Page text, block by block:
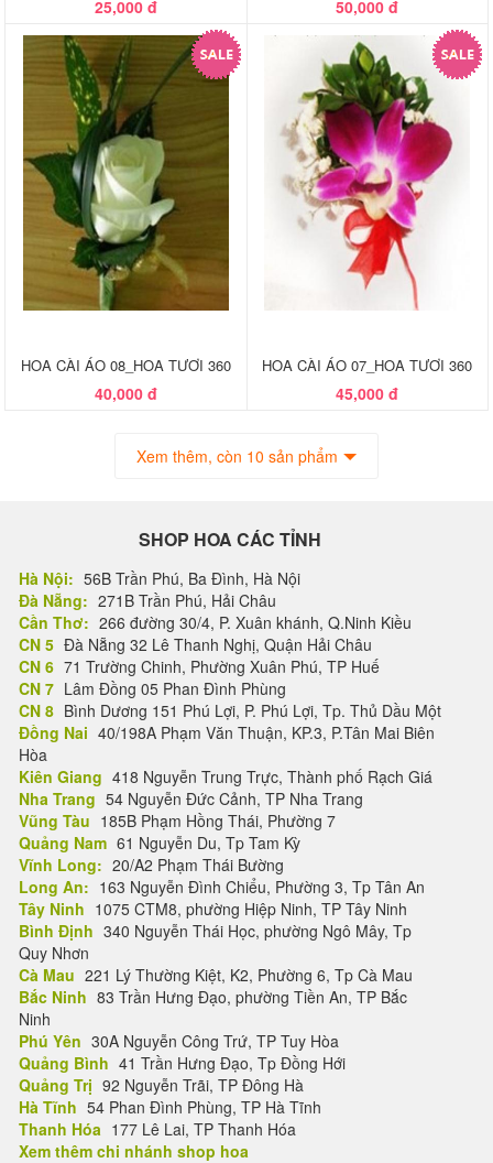
25,000 đ 50,000 đ
HOA CÀI ÁO 08_HOA TƯƠI 360
40,000 đ
HOA CÀI ÁO 07_HOA TƯƠI 360
45,000 đ
Xem thêm, còn 10 sản phẩm
SHOP HOA CÁC TỈNH
Hà Nội: 56B Trần Phú, Ba Đình, Hà Nội
Đà Nẵng: 271B Trần Phú, Hải Châu
Cần Thơ: 266 đường 30/4, P. Xuân khánh, Q.Ninh Kiều
CN 5 Đà Nẵng 32 Lê Thanh Nghị, Quận Hải Châu
CN 6 71 Trường Chinh, Phường Xuân Phú, TP Huế
CN 7 Lâm Đồng 05 Phan Đình Phùng
CN 8 Bình Dương 151 Phú Lợi, P. Phú Lợi, Tp. Thủ Dầu Một
Đồng Nai 40/198A Phạm Văn Thuận, KP.3, P.Tân Mai Biên
Hòa
Kiên Giang 418 Nguyễn Trung Trực, Thành phố Rạch Giá
Nha Trang 54 Nguyễn Đức Cảnh, TP Nha Trang
Vũng Tàu 185B Phạm Hồng Thái, Phường 7
Quảng Nam 61 Nguyễn Du, Tp Tam Kỳ
Vĩnh Long: 20/A2 Phạm Thái Bường
Long An: 163 Nguyễn Đình Chiểu, Phường 3, Tp Tân An
Tây Ninh 1075 CTM8, phường Hiệp Ninh, TP Tây Ninh
Bình Định 340 Nguyễn Thái Học, phường Ngô Mây, Tp
Quy Nhơn
Cà Mau 221 Lý Thường Kiệt, K2, Phường 6, Tp Cà Mau
Bắc Ninh 83 Trần Hưng Đạo, phường Tiền An, TP Bắc
Ninh
Phú Yên 30A Nguyễn Công Trứ, TP Tuy Hòa
Quảng Bình 41 Trần Hưng Đạo, Tp Đồng Hới
Quảng Trị 92 Nguyễn Trãi, TP Đông Hà
Hà Tĩnh 54 Phan Đình Phùng, TP Hà Tĩnh
Thanh Hóa 177 Lê Lai, TP Thanh Hóa
Xem thêm chi nhánh shop hoa